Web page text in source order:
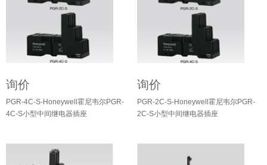
询价
PGR-4C-S-Honeywell霍尼韦尔PGR-
4C-S小型中间继电器插座
询价
PGR-2C-S-Honeywell霍尼韦尔PGR-
2C-S小型中间继电器插座